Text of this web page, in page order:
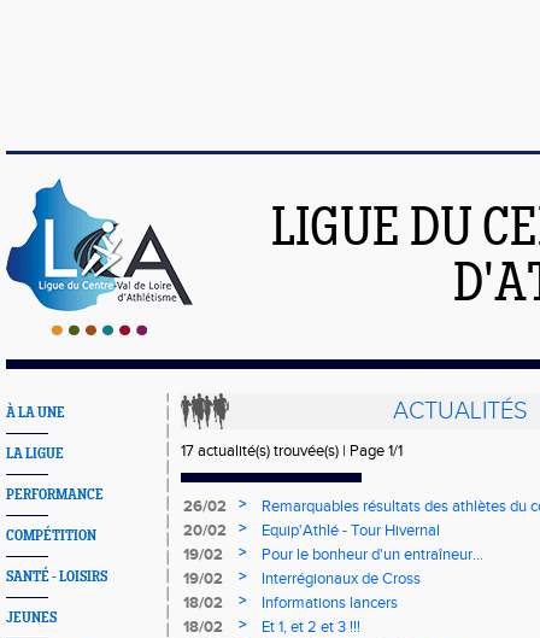
LIGUE DU
À LA UNE
LA LIGUE
PERFORMANCE
COMPÉTITION
SANTÉ - LOISIRS
JEUNES
ACTUALITÉS
17 actualité(s) trouvée(s) | Page 1/1
26/02 >
Remarquables résultats des athlètes du
20/02
>
Equip'Athlé - Tour Hivernal
19/02
>
Pour le bonheur d'un entraîneur...
19/02
>
Interrégionaux de Cross
18/02
>
Informations lancers
18/02
>
Et 1, et 2 et 3 !!!